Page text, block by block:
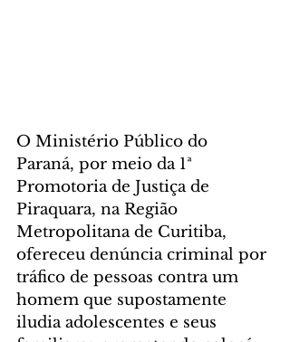
O Ministério Público do
Paraná, por meio da 1ª
Promotoria de Justiça de
Piraquara, na Região
Metropolitana de Curitiba,
ofereceu denúncia criminal por
tráfico de pessoas contra um
homem que supostamente
iludia adolescentes e seus